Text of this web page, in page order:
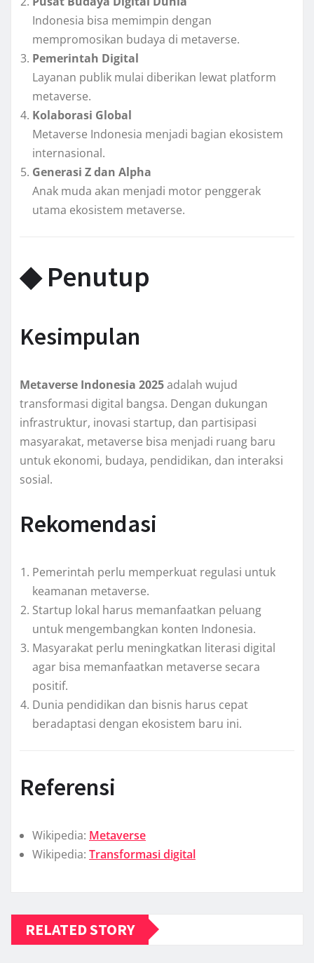
Indonesia bisa memimpin dengan
mempromosikan budaya di metaverse.
Pemerintah Digital
Layanan publik mulai diberikan lewat platform
metaverse.
Kolaborasi Global
Metaverse Indonesia menjadi bagian ekosistem
internasional.
Generasi Z dan Alpha
Anak muda akan menjadi motor penggerak
utama ekosistem metaverse.
◆ Penutup
Kesimpulan
Metaverse Indonesia 2025adalah wujud
transformasi digital bangsa. Dengan dukungan
infrastruktur, inovasi startup, dan partisipasi
masyarakat, metaverse bisa menjadi ruang baru
untuk ekonomi, budaya, pendidikan, dan interaksi
sosial.
Rekomendasi
Pemerintah perlu memperkuat regulasi untuk
keamanan metaverse.
Startup lokal harus memanfaatkan peluang
untuk mengembangkan konten Indonesia.
Masyarakat perlu meningkatkan literasi digital
agar bisa memanfaatkan metaverse secara
positif.
Dunia pendidikan dan bisnis harus cepat
beradaptasi dengan ekosistem baru ini.
Referensi
Wikipedia: Metaverse
Wikipedia: Transformasi digital
RELATED STORY